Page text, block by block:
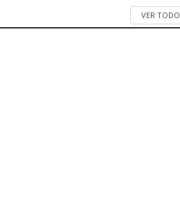
VER TODO